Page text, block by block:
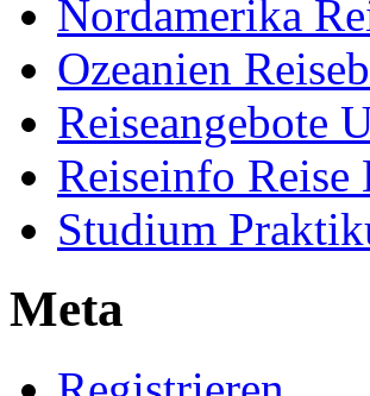
Nordamerika
Ozeanien
Reiseangebote
Reiseinfo
Studium
Meta